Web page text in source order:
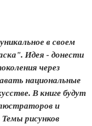
в своем
Идея - донести
через
национальные
В книге будут
и
рисунков